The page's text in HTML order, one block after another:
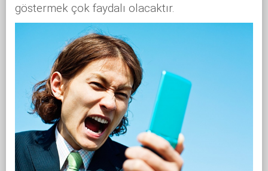
göstermek çok faydalı olacaktır.